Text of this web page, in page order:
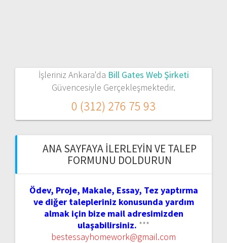
İşleriniz Ankara'da Bill Gates Web Şirketi
Güvencesiyle Gerçekleşmektedir.
0 (312) 276 75 93
ANA SAYFAYA İLERLEYIN VE TALEP
FORMUNU DOLDURUN
Ödev, Proje, Makale, Essay, Tez yaptırma
ve diğer talepleriniz konusunda yardım
almak için bize mail adresimizden
ulaşabilirsiniz. ***
bestessayhomework@gmail.com